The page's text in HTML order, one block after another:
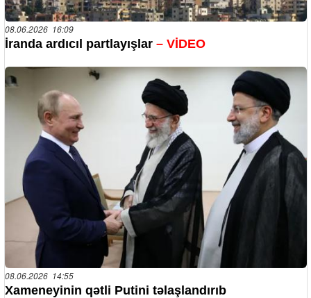
08.06.2026 16:09
İranda ardıcıl partlayışlar – VİDEO
08.06.2026 14:55
Xameneyinin qətli Putini təlaşlandırıb